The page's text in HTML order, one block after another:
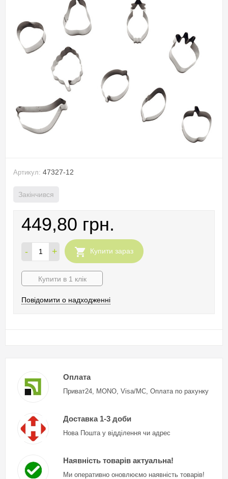
Артикул: 47327-12
Закінчився
449,80 грн.
- + Купити зараз
Купити в 1 клік
Повідомити о надходженні
Оплата
Приват24, MONO, Visa/MC, Оплата по рахунку
Доставка 1-3 доби
Нова Пошта у відділення чи адрес
Наявність товарів актуальна!
Ми оперативно оновлюємо наявність товарів!